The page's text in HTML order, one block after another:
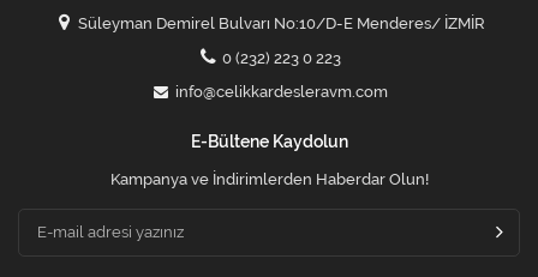
Süleyman Demirel Bulvarı No:10/D-E Menderes/ İZMİR
0 (232) 223 0 223
info@celikkardesleravm.com
E-Bültene Kaydolun
Kampanya ve İndirimlerden Haberdar Olun!